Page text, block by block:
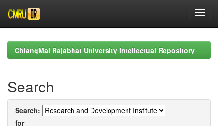
navigationChiangMai Rajabhat University Intellectual Repository
Search
Search:
for